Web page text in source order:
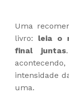
Uma
livro: leia o
final juntas
intensidade
uma.